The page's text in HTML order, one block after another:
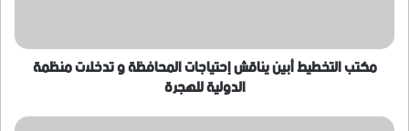
منظمة
الدولية
للهجرة
مكتب التخطيط أبين يناقش إحتياجات المحافظة و تدخلات منظمة
الدولية للهجرة